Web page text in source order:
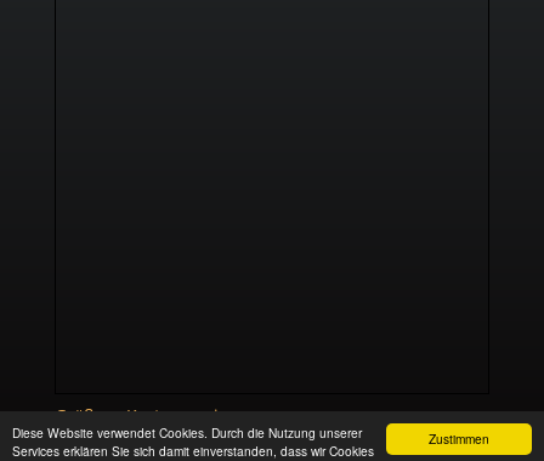
Zustimmen
Diese Website verwendet Cookies. Durch die Nutzung unserer
Services erklären Sie sich damit einverstanden, dass wir Cookies
Größere Karte anzeigen